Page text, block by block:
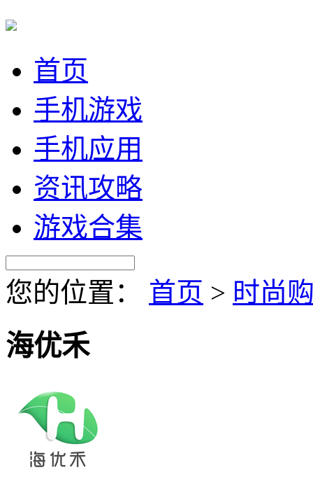
首页
手机游戏
手机应用
资讯攻略
游戏合集
您的位置： 首页 > 时尚
海优禾